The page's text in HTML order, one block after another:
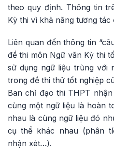
theo quy định. Thông tin
Kỳ thi vì khả năng tương
Liên quan đến thông tin
đề thi môn Ngữ văn Kỳ thi
sử dụng ngữ liệu trùng với
trong đề thi thử tốt nghiệp
Ban chỉ đạo thi THPT
cùng một ngữ liệu là hoàn
nhau là cùng ngữ liệu đó
cụ thể khác nhau (phân
nhận xét…).